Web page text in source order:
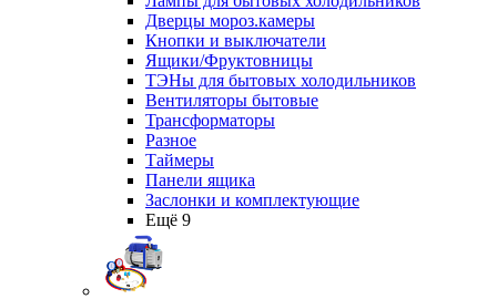
Дверцы мороз.камеры
Кнопки и выключатели
Ящики/Фруктовницы
ТЭНы для бытовых холодильников
Вентиляторы бытовые
Трансформаторы
Разное
Таймеры
Панели ящика
Заслонки и комплектующие
Ещё 9